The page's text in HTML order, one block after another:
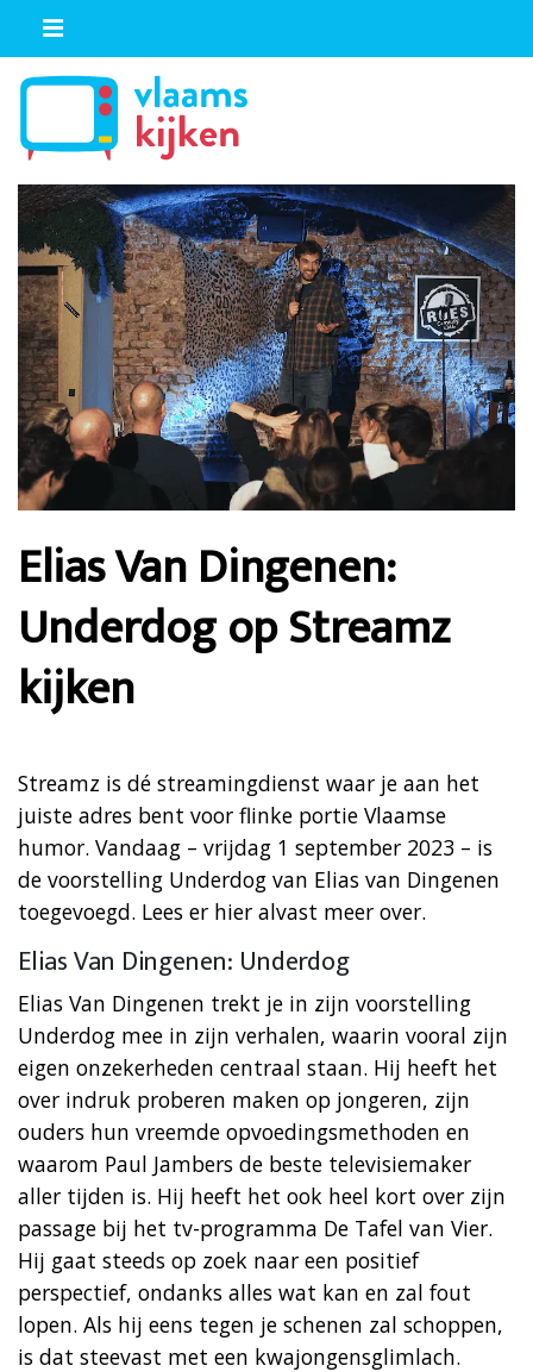
Elias Van Dingenen:
Underdog op Streamz
kijken
Streamz is dé streamingdienst waar je aan het
juiste adres bent voor flinke portie Vlaamse
humor. Vandaag – vrijdag 1 september 2023 – is
de voorstelling Underdog van Elias van Dingenen
toegevoegd. Lees er hier alvast meer over.
Elias Van Dingenen: Underdog
Elias Van Dingenen trekt je in zijn voorstelling
Underdog mee in zijn verhalen, waarin vooral zijn
eigen onzekerheden centraal staan. Hij heeft het
over indruk proberen maken op jongeren, zijn
ouders hun vreemde opvoedingsmethoden en
waarom Paul Jambers de beste televisiemaker
aller tijden is. Hij heeft het ook heel kort over zijn
passage bij het tv-programma De Tafel van Vier.
Hij gaat steeds op zoek naar een positief
perspectief, ondanks alles wat kan en zal fout
lopen. Als hij eens tegen je schenen zal schoppen,
is dat steevast met een kwajongensglimlach.